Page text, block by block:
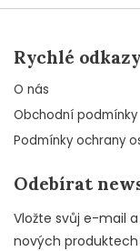
Rychlé odkazy
O nás
Obchodní podmínky
Podmínky ochrany
Odebírat
Vložte svůj e-mail
nových